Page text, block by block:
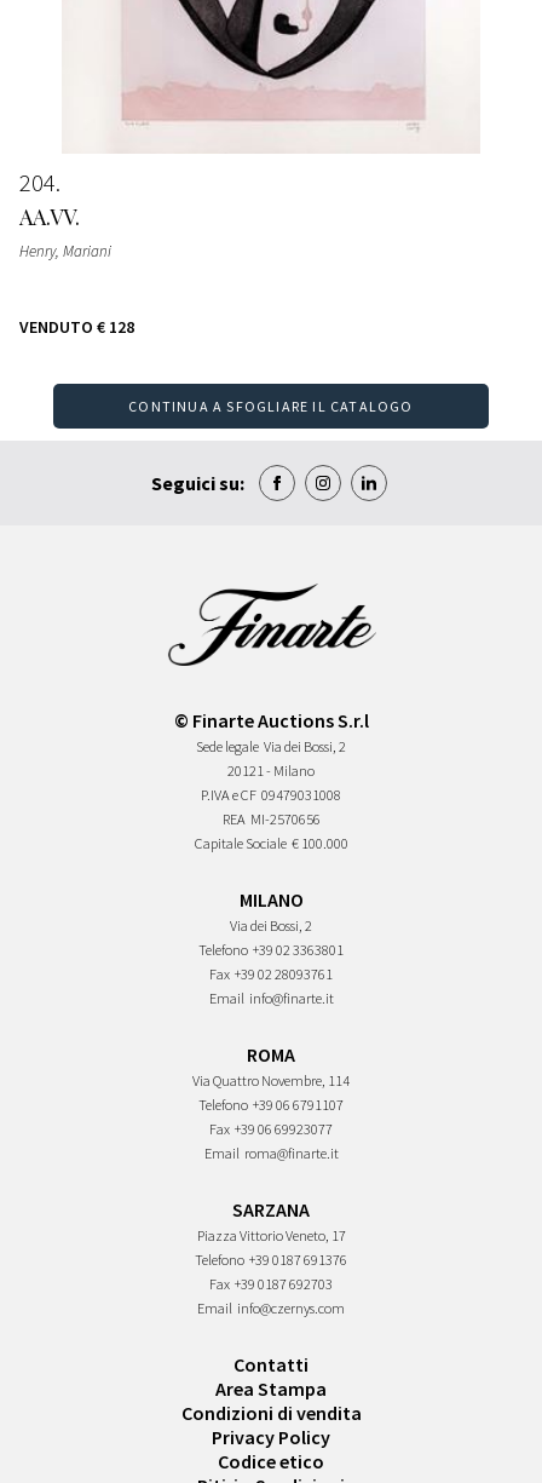
204
AA.VV.
Henry, Mariani
VENDUTO € 128
CONTINUA A SFOGLIARE IL CATALOGO
Seguici su:
© Finarte Auctions S.r.l
Sede legale Via dei Bossi, 2
20121 - Milano
P.IVA e CF 09479031008
REA MI-2570656
Capitale Sociale € 100.000
MILANO
Via dei Bossi, 2
Telefono +39 02 3363801
Fax +39 02 28093761
Email info@finarte.it
ROMA
Via Quattro Novembre, 114
Telefono +39 06 6791107
Fax +39 06 69923077
Email roma@finarte.it
SARZANA
Piazza Vittorio Veneto, 17
Telefono +39 0187 691376
Fax +39 0187 692703
Email info@czernys.com
Contatti
Area Stampa
Condizioni di vendita
Privacy Policy
Codice etico